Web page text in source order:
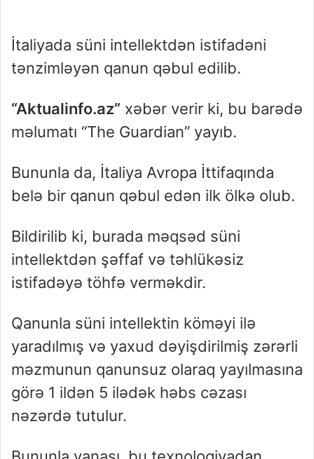
İtaliyada süni intellektdən istifadəni
tənzimləyən qanun qəbul edilib.
“Aktualinfo.az” xəbər verir ki, bu barədə
məlumatı “The Guardian” yayıb.
Bununla da, İtaliya Avropa İttifaqında
belə bir qanun qəbul edən ilk ölkə olub.
Bildirilib ki, burada məqsəd süni
intellektdən şəffaf və təhlükəsiz
istifadəyə töhfə verməkdir.
Qanunla süni intellektin köməyi ilə
yaradılmış və yaxud dəyişdirilmiş zərərli
məzmunun qanunsuz olaraq yayılmasına
görə 1 ildən 5 ilədək həbs cəzası
nəzərdə tutulur.